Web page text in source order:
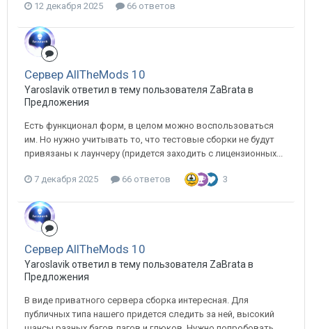
12 декабря 2025 66 ответов
Сервер AllTheMods 10
Yaroslavik ответил в тему пользователя ZaBrata в
Предложения
Есть функционал форм, в целом можно воспользоваться
им. Но нужно учитывать то, что тестовые сборки не будут
привязаны к лаунчеру (придется заходить с лицензионных...
7 декабря 2025 66 ответов 3
Сервер AllTheMods 10
Yaroslavik ответил в тему пользователя ZaBrata в
Предложения
В виде приватного сервера сборка интересная. Для
публичных типа нашего придется следить за ней, высокий